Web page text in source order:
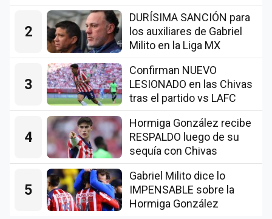
2
DURÍSIMA SANCIÓN para
los auxiliares de Gabriel
Milito en la Liga MX
3
Confirman NUEVO
LESIONADO en las Chivas
tras el partido vs LAFC
4
Hormiga González recibe
RESPALDO luego de su
sequía con Chivas
5
Gabriel Milito dice lo
IMPENSABLE sobre la
Hormiga González